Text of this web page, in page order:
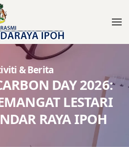
& Berita
DAY 2026:
LESTARI
RAYA IPOH